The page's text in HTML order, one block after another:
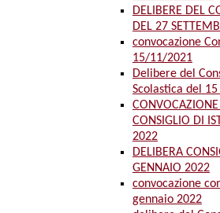
DELIBERE DEL
DEL 27
convocazione
15/11/2021
Delibere del
Scolastica del
CONSIGLIO DI
2022
DELIBERA
GENNAIO 2022
convocazione
gennaio 2022